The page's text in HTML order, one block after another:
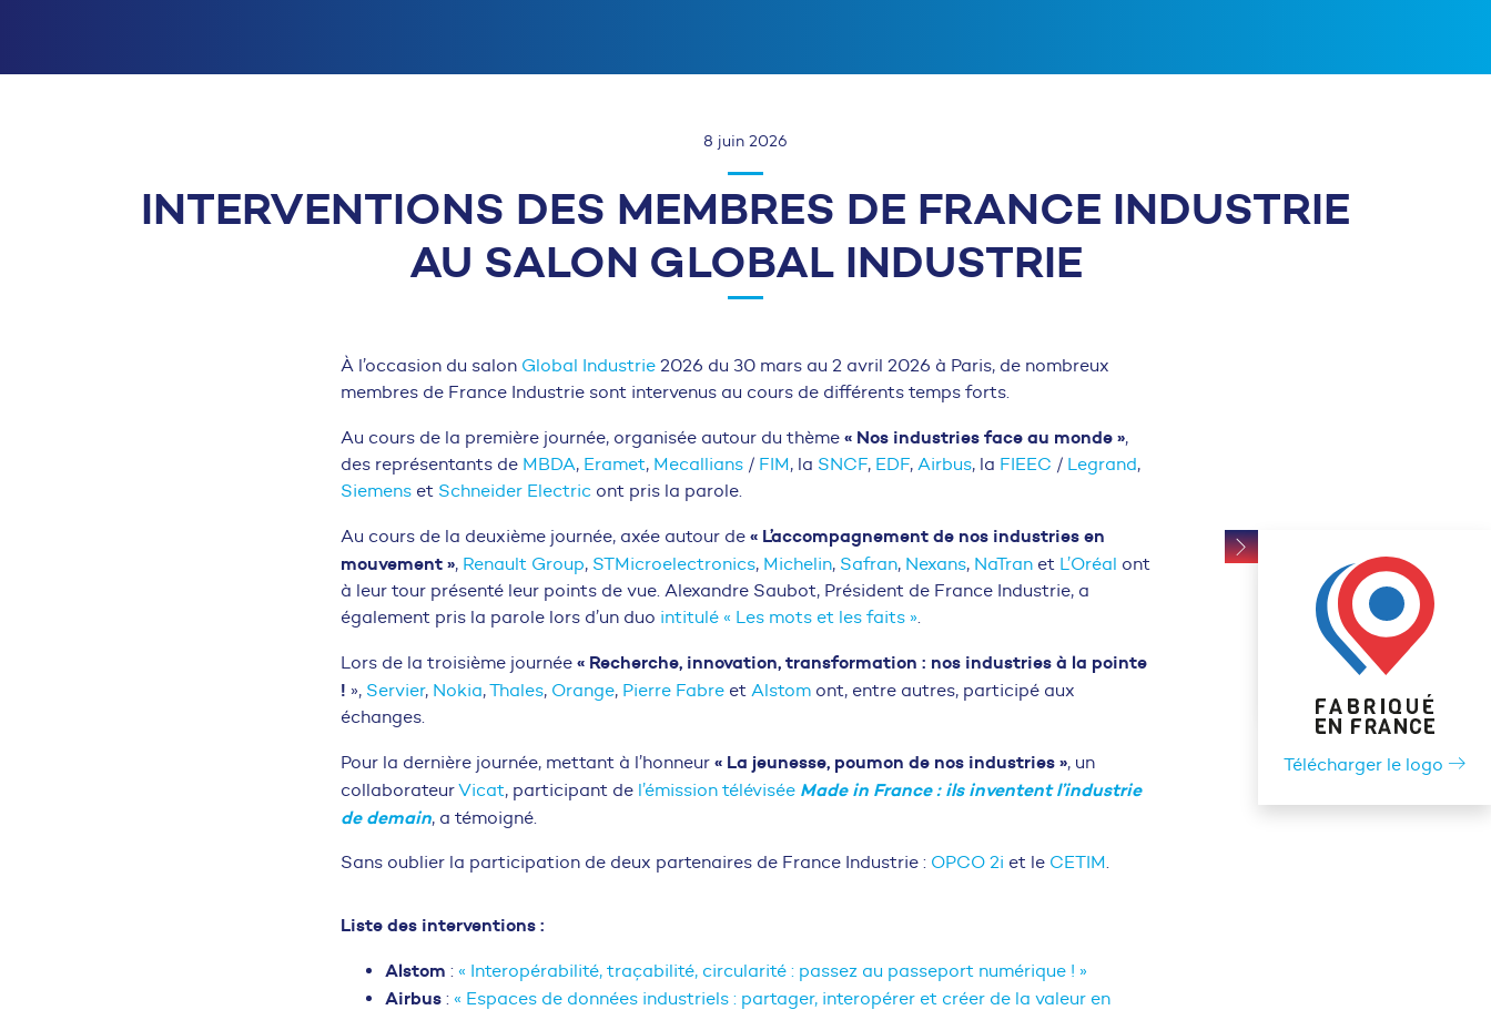
8 juin 2026
INTERVENTIONS DES MEMBRES DE FRANCE INDUSTRIE
AU SALON GLOBAL INDUSTRIE
À l’occasion du salon Global Industrie 2026 du 30 mars au 2 avril 2026 à Paris, de nombreux
membres de France Industrie sont intervenus au cours de différents temps forts.
Au cours de la première journée, organisée autour du thème « Nos industries face au monde »,
des représentants de MBDA, Eramet, Mecallians / FIM, la SNCF, EDF, Airbus, la FIEEC / Legrand,
Siemens et Schneider Electric ont pris la parole.
Au cours de la deuxième journée, axée autour de « L’accompagnement de nos industries en
mouvement », Renault Group, STMicroelectronics, Michelin, Safran, Nexans, NaTran et L’Oréal ont
à leur tour présenté leur points de vue. Alexandre Saubot, Président de France Industrie, a
également pris la parole lors d’un duo intitulé « Les mots et les faits »
Lors de la troisième journée « Recherche, innovation, transformation : nos industries à la pointe
! », Servier, Nokia,Thales, Orange, Pierre Fabre et Alstom ont, entre autres, participé aux
échanges.
Pour la dernière journée, mettant à l’honneur « La jeunesse, poumon de nos industries », un
collaborateurVicat, participant de l’émission télévisée Made in France: ils inventent l’industrie
de demain, a témoigné.
Sans oublier la participation de deux partenaires de France Industrie : OPCO 2i et le CETIM
Liste des interventions :
Alstom : « Interopérabilité, traçabilité, circularité : passez au passeport numérique ! »
Airbus : « Espaces de données industriels : partager, interopérer et créer de la valeur en
Télécharger le logo